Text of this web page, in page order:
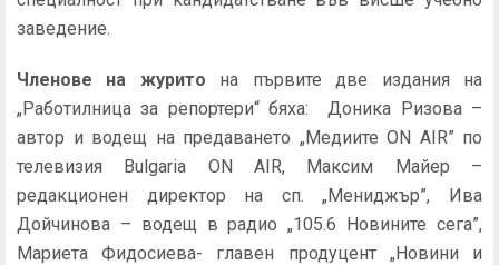
заведение.
Членове на журито на първите две издания на
„Работилница за репортери“ бяха: Доника Ризова –
автор и водещ на предаването „Медиите ON AIR” по
телевизия Bulgaria ON AIR, Максим Майер –
редакционен директор на сп. „Мениджър”, Ивa
Дойчинова – водещ в радио „105.6 Новините сега”,
Мариета Фидосиева- главен продуцент „Новини и